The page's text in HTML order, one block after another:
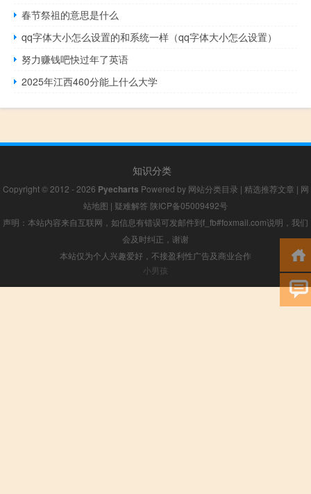
春节祭祖的意思是什么
qq字体大小怎么设置的和系统一样（qq字体大小怎么设置）
努力赚钱吧快过年了英语
2025年江西460分能上什么大学
知识分类
Copyright © 2012 - 2026 Pyecharts Powered by 网站分类目录 | 精选推荐文章 | 网
站地图 | 疑难解答 陕ICP备05009492号
声明：本站内容来自互联网，如信息有错误可发邮件到f_fb#foxmail.com说明，我们
会及时纠正，谢谢
本站仅为个人兴趣爱好，不接盈利性广告及商业合作
小男孩